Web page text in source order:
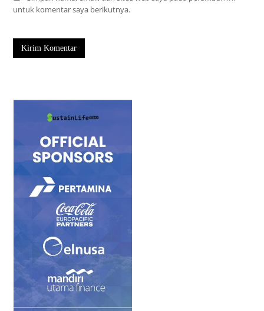
untuk komentar saya berikutnya.